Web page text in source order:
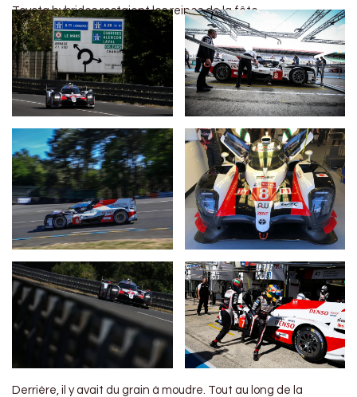
Toyota hybrides restaient les reines de la fête.
Derrière, il y avait du grain à moudre. Tout au long de la